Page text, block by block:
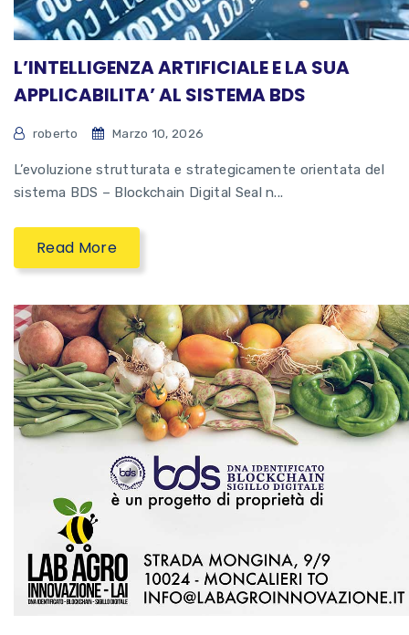
L’INTELLIGENZA ARTIFICIALE E LA SUA
APPLICABILITA’ AL SISTEMA BDS
roberto Marzo 10, 2026
L’evoluzione strutturata e strategicamente orientata del
sistema BDS – Blockchain Digital Seal n...
Read More